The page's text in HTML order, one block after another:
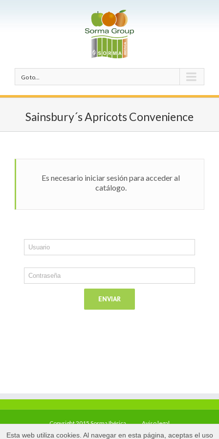
Go to...
Sainsbury´s Apricots Convenience
Es necesario iniciar sesión para acceder al
catálogo.
Copyright 2015 Sorma Ibérica Aviso legal
Esta web utiliza cookies. Al navegar en esta página, aceptas el uso